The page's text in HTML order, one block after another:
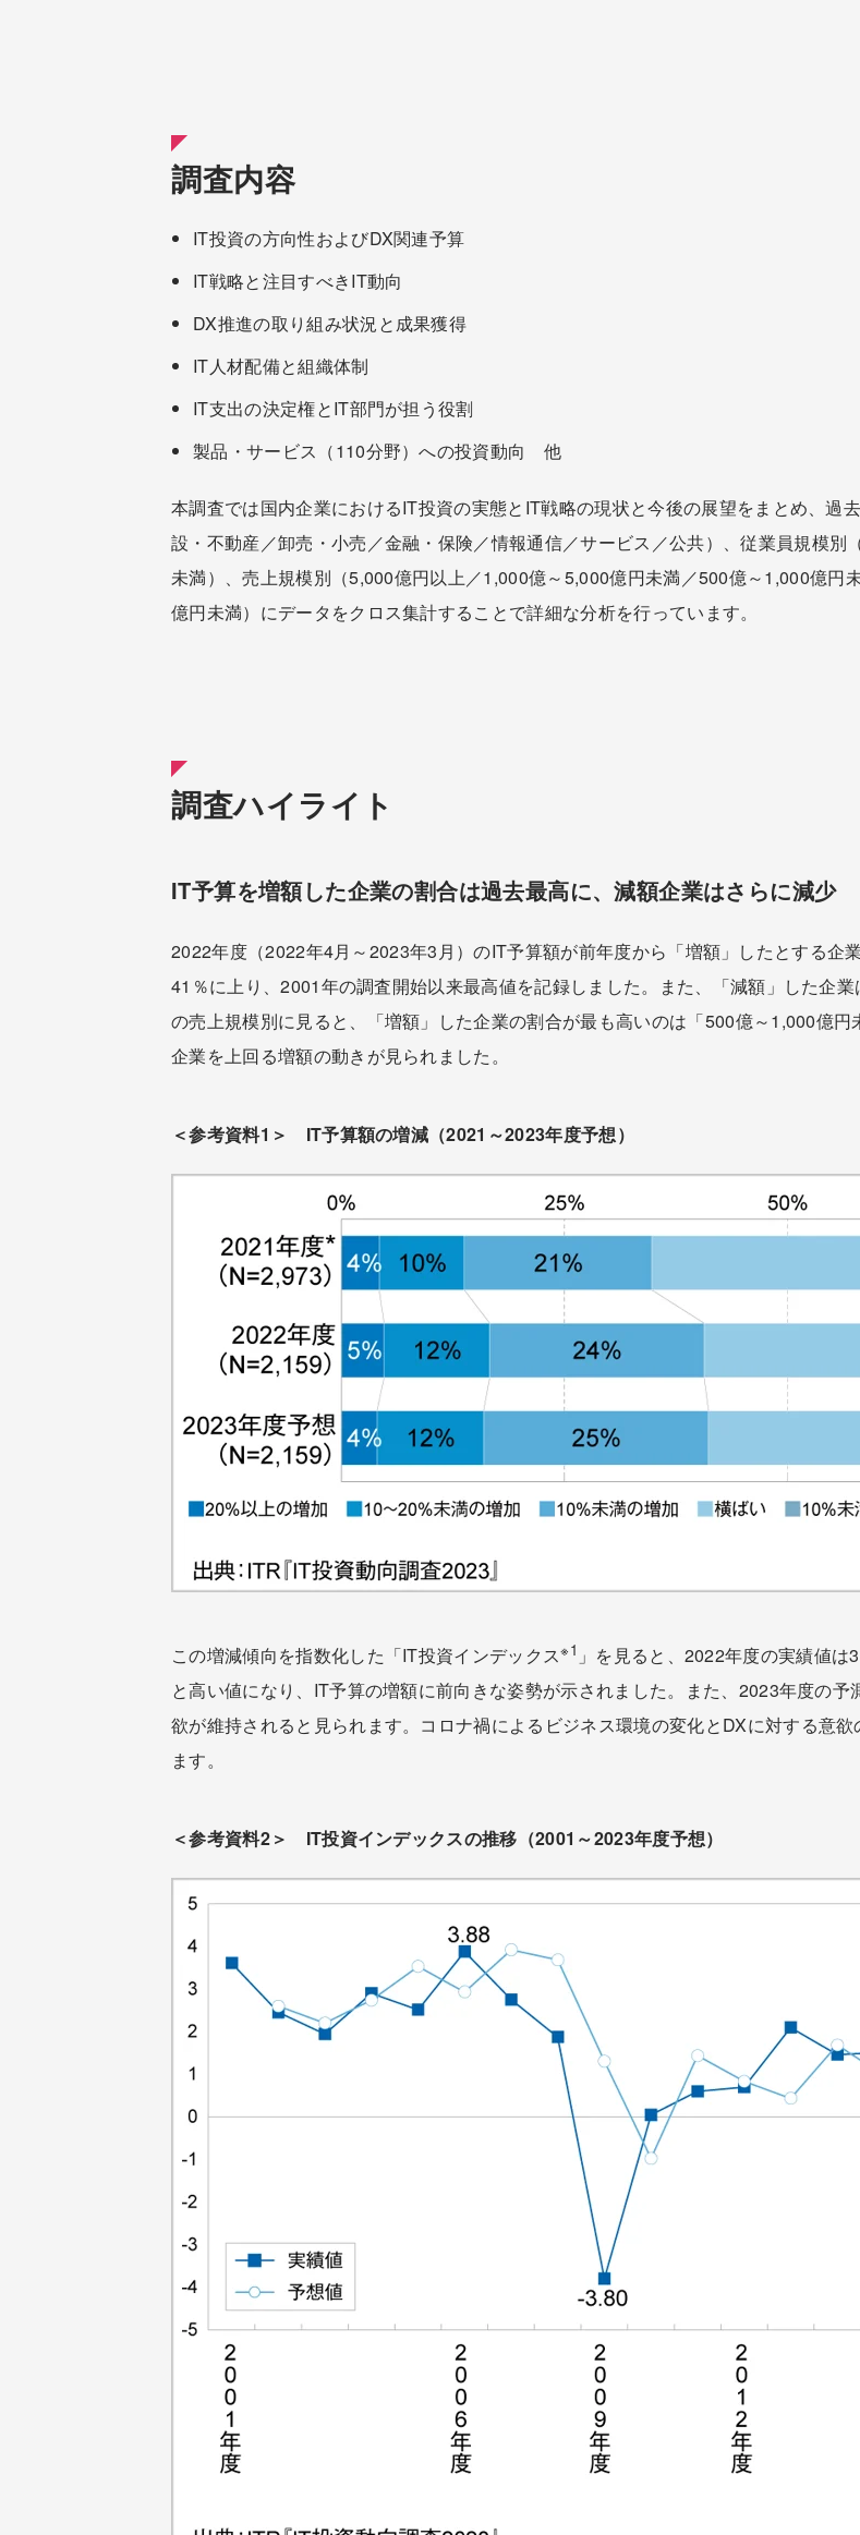
調査内容
IT投資の方向性およびDX関連予算
IT戦略と注目すべきIT動向
DX推進の取り組み状況と成果獲得
IT人材配備と組織体制
IT支出の決定権とIT部門が担う役割
製品・サービス（110分野）への投資動向 他
本調査では国内企業におけるIT投資の実態とIT戦略の現状と今後の展望をまとめ、過
設・不動産／卸売・小売／金融・保険／情報通信／サービス／公共）、従業員規模
未満）、売上規模別（5,000億円以上／1,000億～5,000億円未満／500億～1,000億円
億円未満）にデータをクロス集計することで詳細な分析を行っています。
調査ハイライト
IT予算を増額した企業の割合は過去最高に、減額企業はさらに減少
2022年度（2022年4月～2023年3月）のIT予算額が前年度から「増額」したとする企
41％に上り、2001年の調査開始以来最高値を記録しました。また、「減額」した企
の売上規模別に見ると、「増額」した企業の割合が最も高いのは「500億～1,000億
企業を上回る増額の動きが見られました。
＜参考資料1＞ IT予算額の増減（2021～2023年度予想）
この増減傾向を指数化した「IT投資インデックス※1 」を見ると、2022年度の実績値
と高い値になり、IT予算の増額に前向きな姿勢が示されました。また、2023年度の
欲が維持されると見られます。コロナ禍によるビジネス環境の変化とDXに対する意
ます。
＜参考資料2＞ IT投資インデックスの推移（2001～2023年度予想）